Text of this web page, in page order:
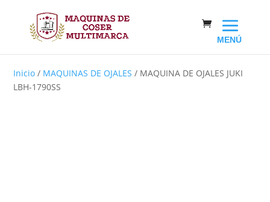
Inicio / MAQUINAS DE OJALES / MAQUINA DE OJALES JUKI
LBH-1790SS